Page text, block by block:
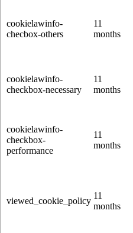
cookielawinfo-
checbox-others
11
months
cookielawinfo-
checkbox-necessary
11
months
cookielawinfo-
checkbox-
performance
11
months
viewed_cookie_policy
11
months